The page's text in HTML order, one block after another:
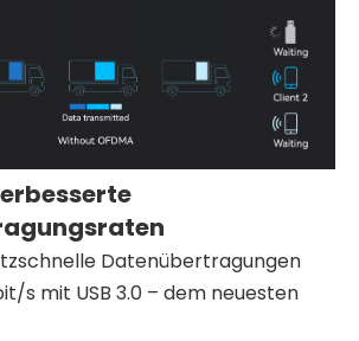
Datenübertragungen
s mit USB 3.0 – dem neuesten